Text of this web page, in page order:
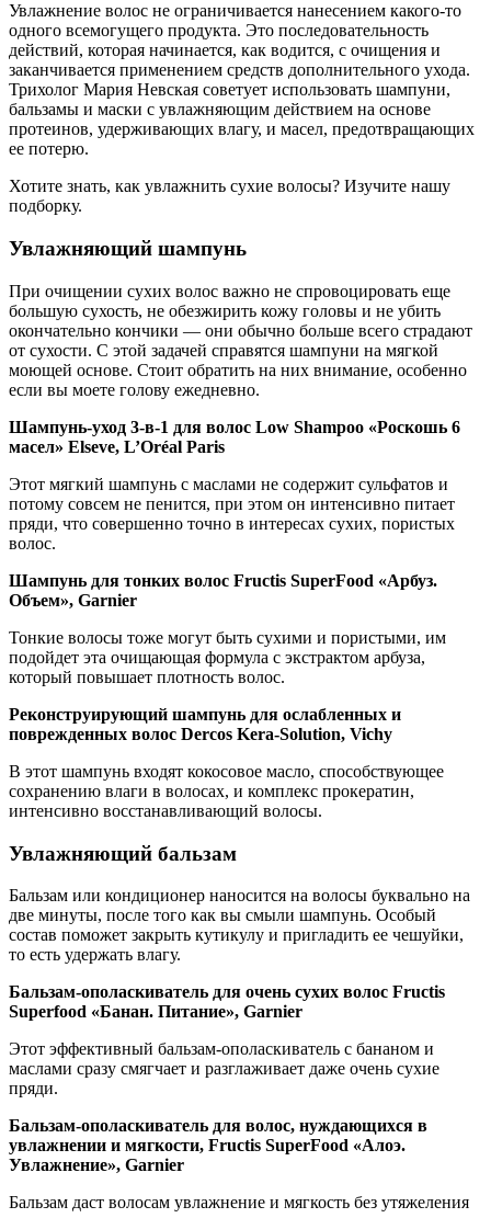
Увлажнение волос не ограничивается нанесением какого-то
одного всемогущего продукта. Это последовательность
действий, которая начинается, как водится, с очищения и
заканчивается применением средств дополнительного ухода.
Трихолог Мария Невская советует использовать шампуни,
бальзамы и маски с увлажняющим действием на основе
протеинов, удерживающих влагу, и масел, предотвращающих
ее потерю.
Хотите знать, как увлажнить сухие волосы? Изучите нашу
подборку.
Увлажняющий шампунь
При очищении сухих волос важно не спровоцировать еще
большую сухость, не обезжирить кожу головы и не убить
окончательно кончики — они обычно больше всего страдают
от сухости. С этой задачей справятся шампуни на мягкой
моющей основе. Стоит обратить на них внимание, особенно
если вы моете голову ежедневно.
Шампунь-уход 3-в-1 для волос Low Shampoo «Роскошь 6
масел» Elseve, L’Oréal Paris
Этот мягкий шампунь с маслами не содержит сульфатов и
потому совсем не пенится, при этом он интенсивно питает
пряди, что совершенно точно в интересах сухих, пористых
волос.
Шампунь для тонких волос Fructis SuperFood «Арбуз.
Объем», Garnier
Тонкие волосы тоже могут быть сухими и пористыми, им
подойдет эта очищающая формула с экстрактом арбуза,
который повышает плотность волос.
Реконструирующий шампунь для ослабленных и
поврежденных волос Dercos Kera-Solution, Vichy
В этот шампунь входят кокосовое масло, способствующее
сохранению влаги в волосах, и комплекс прокератин,
интенсивно восстанавливающий волосы.
Увлажняющий бальзам
Бальзам или кондиционер наносится на волосы буквально на
две минуты, после того как вы смыли шампунь. Особый
состав поможет закрыть кутикулу и пригладить ее чешуйки,
то есть удержать влагу.
Бальзам-ополаскиватель для очень сухих волос Fructis
Superfood «Банан. Питание», Garnier
Этот эффективный бальзам-ополаскиватель с бананом и
маслами сразу смягчает и разглаживает даже очень сухие
пряди.
Бальзам-ополаскиватель для волос, нуждающихся в
увлажнении и мягкости, Fructis SuperFood «Алоэ.
Увлажнение», Garnier
Бальзам даст волосам увлажнение и мягкость без утяжеления